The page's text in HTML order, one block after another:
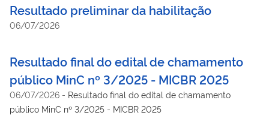
Resultado preliminar da habilitação
06/07/2026
Resultado final do edital de chamamento
público MinC nº 3/2025 - MICBR 2025
06/07/2026 - Resultado final do edital de chamamento
público MinC nº 3/2025 - MICBR 2025